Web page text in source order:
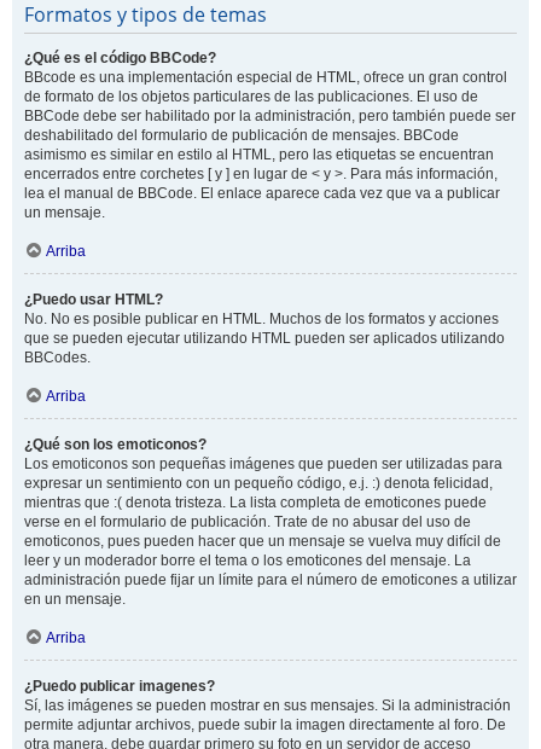
Formatos y tipos de temas
¿Qué es el código BBCode?
BBcode es una implementación especial de HTML, ofrece un gran control
de formato de los objetos particulares de las publicaciones. El uso de
BBCode debe ser habilitado por la administración, pero también puede ser
deshabilitado del formulario de publicación de mensajes. BBCode
asimismo es similar en estilo al HTML, pero las etiquetas se encuentran
encerrados entre corchetes [ y ] en lugar de < y >. Para más información,
lea el manual de BBCode. El enlace aparece cada vez que va a publicar
un mensaje.
Arriba
¿Puedo usar HTML?
No. No es posible publicar en HTML. Muchos de los formatos y acciones
que se pueden ejecutar utilizando HTML pueden ser aplicados utilizando
BBCodes.
Arriba
¿Qué son los emoticonos?
Los emoticonos son pequeñas imágenes que pueden ser utilizadas para
expresar un sentimiento con un pequeño código, e.j. :) denota felicidad,
mientras que :( denota tristeza. La lista completa de emoticones puede
verse en el formulario de publicación. Trate de no abusar del uso de
emoticonos, pues pueden hacer que un mensaje se vuelva muy difícil de
leer y un moderador borre el tema o los emoticones del mensaje. La
administración puede fijar un límite para el número de emoticones a utilizar
en un mensaje.
Arriba
¿Puedo publicar imagenes?
Sí, las imágenes se pueden mostrar en sus mensajes. Si la administración
permite adjuntar archivos, puede subir la imagen directamente al foro. De
otra manera, debe guardar primero su foto en un servidor de acceso